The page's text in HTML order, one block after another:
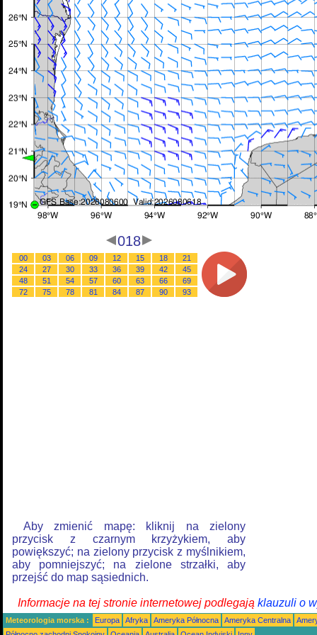
018
00 03 06 09 12 15 18
21
24
27 30 33 36 39 42
45
48
51 54 57 60 63 66
69
72
75 78 81 84 87 90 93
Aby zmienić mapę: kliknij na zielony
przycisk z czarnym krzyżykiem, aby
powiększyć; na zielony przycisk z myślnikiem,
aby pomniejszyć; na zielone strzałki, aby
przejść do map sąsiednich.
Informacje na tej stronie internetowej podlegają klauzuli o
Meteorologia morska : Europa Afryka Ameryka Północna Ameryka Centralna